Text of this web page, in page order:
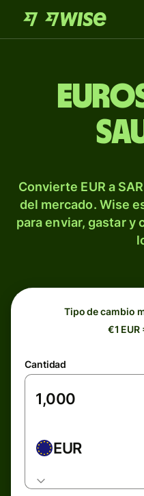
Convierte EUR a
del mercado. Wise
para enviar, gastar y
Tipo de cambio
€1 EUR
Cantidad
EUR